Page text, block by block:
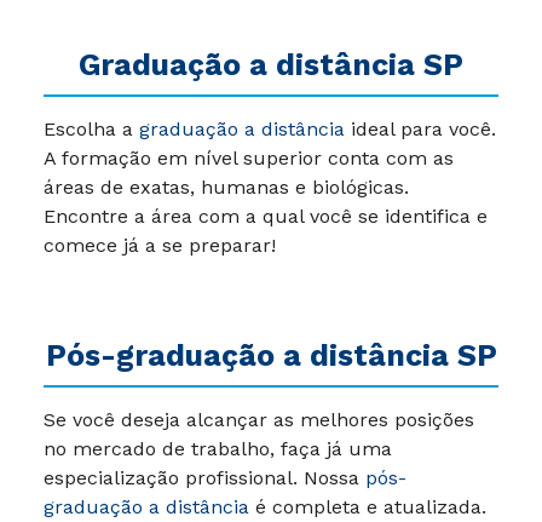
Graduação a distância SP
Escolha a graduação a distância ideal para você.
A formação em nível superior conta com as
áreas de exatas, humanas e biológicas.
Encontre a área com a qual você se identifica e
comece já a se preparar!
Pós-graduação a distância SP
Se você deseja alcançar as melhores posições
no mercado de trabalho, faça já uma
especialização profissional. Nossa pós-
graduação a distância é completa e atualizada.